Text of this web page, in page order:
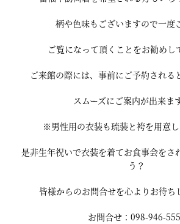
柄や色味もございますので一度
ご覧になって頂くことをお勧めし
ご来館の際には、事前にご予約される
スムーズにご案内が出来ま
※男性用の衣装も琉装と袴を用意し
是非生年祝いで衣装を着てお食事会をさ
う？
皆様からのお問合せを心よりお待ち
お問合せ：098-946-